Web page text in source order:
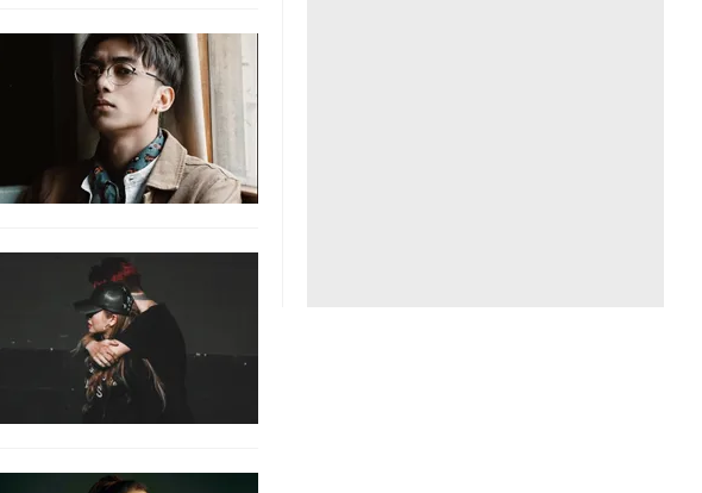
Hitech Công nghệ tương lai
Sản phẩm
Thị trường